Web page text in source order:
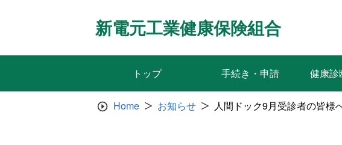
新電元工業健康保険組合
トップ 手続き・申請 健康診
Home お知らせ 人間ドック9月受診者の皆様